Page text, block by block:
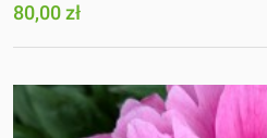
80,00 zł